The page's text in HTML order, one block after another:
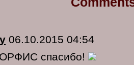
06.10.2015 04:54
спасибо!